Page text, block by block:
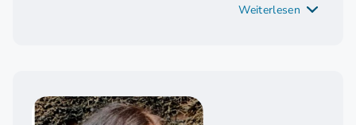
ermöglichte, meine Firma bis heute erfolgreich und
Weiterlesen